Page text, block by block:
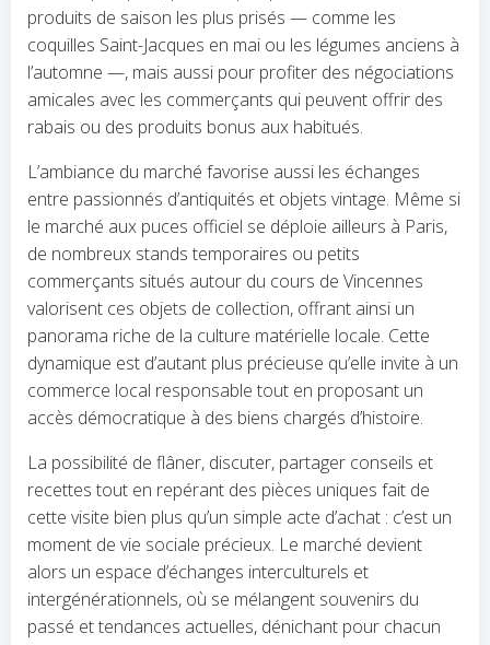
produits de saison les plus prisés — comme les
coquilles Saint-Jacques en mai ou les légumes anciens à
l’automne —, mais aussi pour profiter des négociations
amicales avec les commerçants qui peuvent offrir des
rabais ou des produits bonus aux habitués.
L’ambiance du marché favorise aussi les échanges
entre passionnés d’antiquités et objets vintage. Même si
le marché aux puces officiel se déploie ailleurs à Paris,
de nombreux stands temporaires ou petits
commerçants situés autour du cours de Vincennes
valorisent ces objets de collection, offrant ainsi un
panorama riche de la culture matérielle locale. Cette
dynamique est d’autant plus précieuse qu’elle invite à un
commerce local responsable tout en proposant un
accès démocratique à des biens chargés d’histoire.
La possibilité de flâner, discuter, partager conseils et
recettes tout en repérant des pièces uniques fait de
cette visite bien plus qu’un simple acte d’achat : c’est un
moment de vie sociale précieux. Le marché devient
alors un espace d’échanges interculturels et
intergénérationnels, où se mélangent souvenirs du
passé et tendances actuelles, dénichant pour chacun